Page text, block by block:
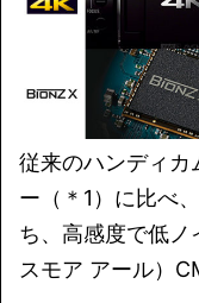
従来のハンディカ
ー（＊1）に比べ
ち、高感度で低ノ
スモア アール）